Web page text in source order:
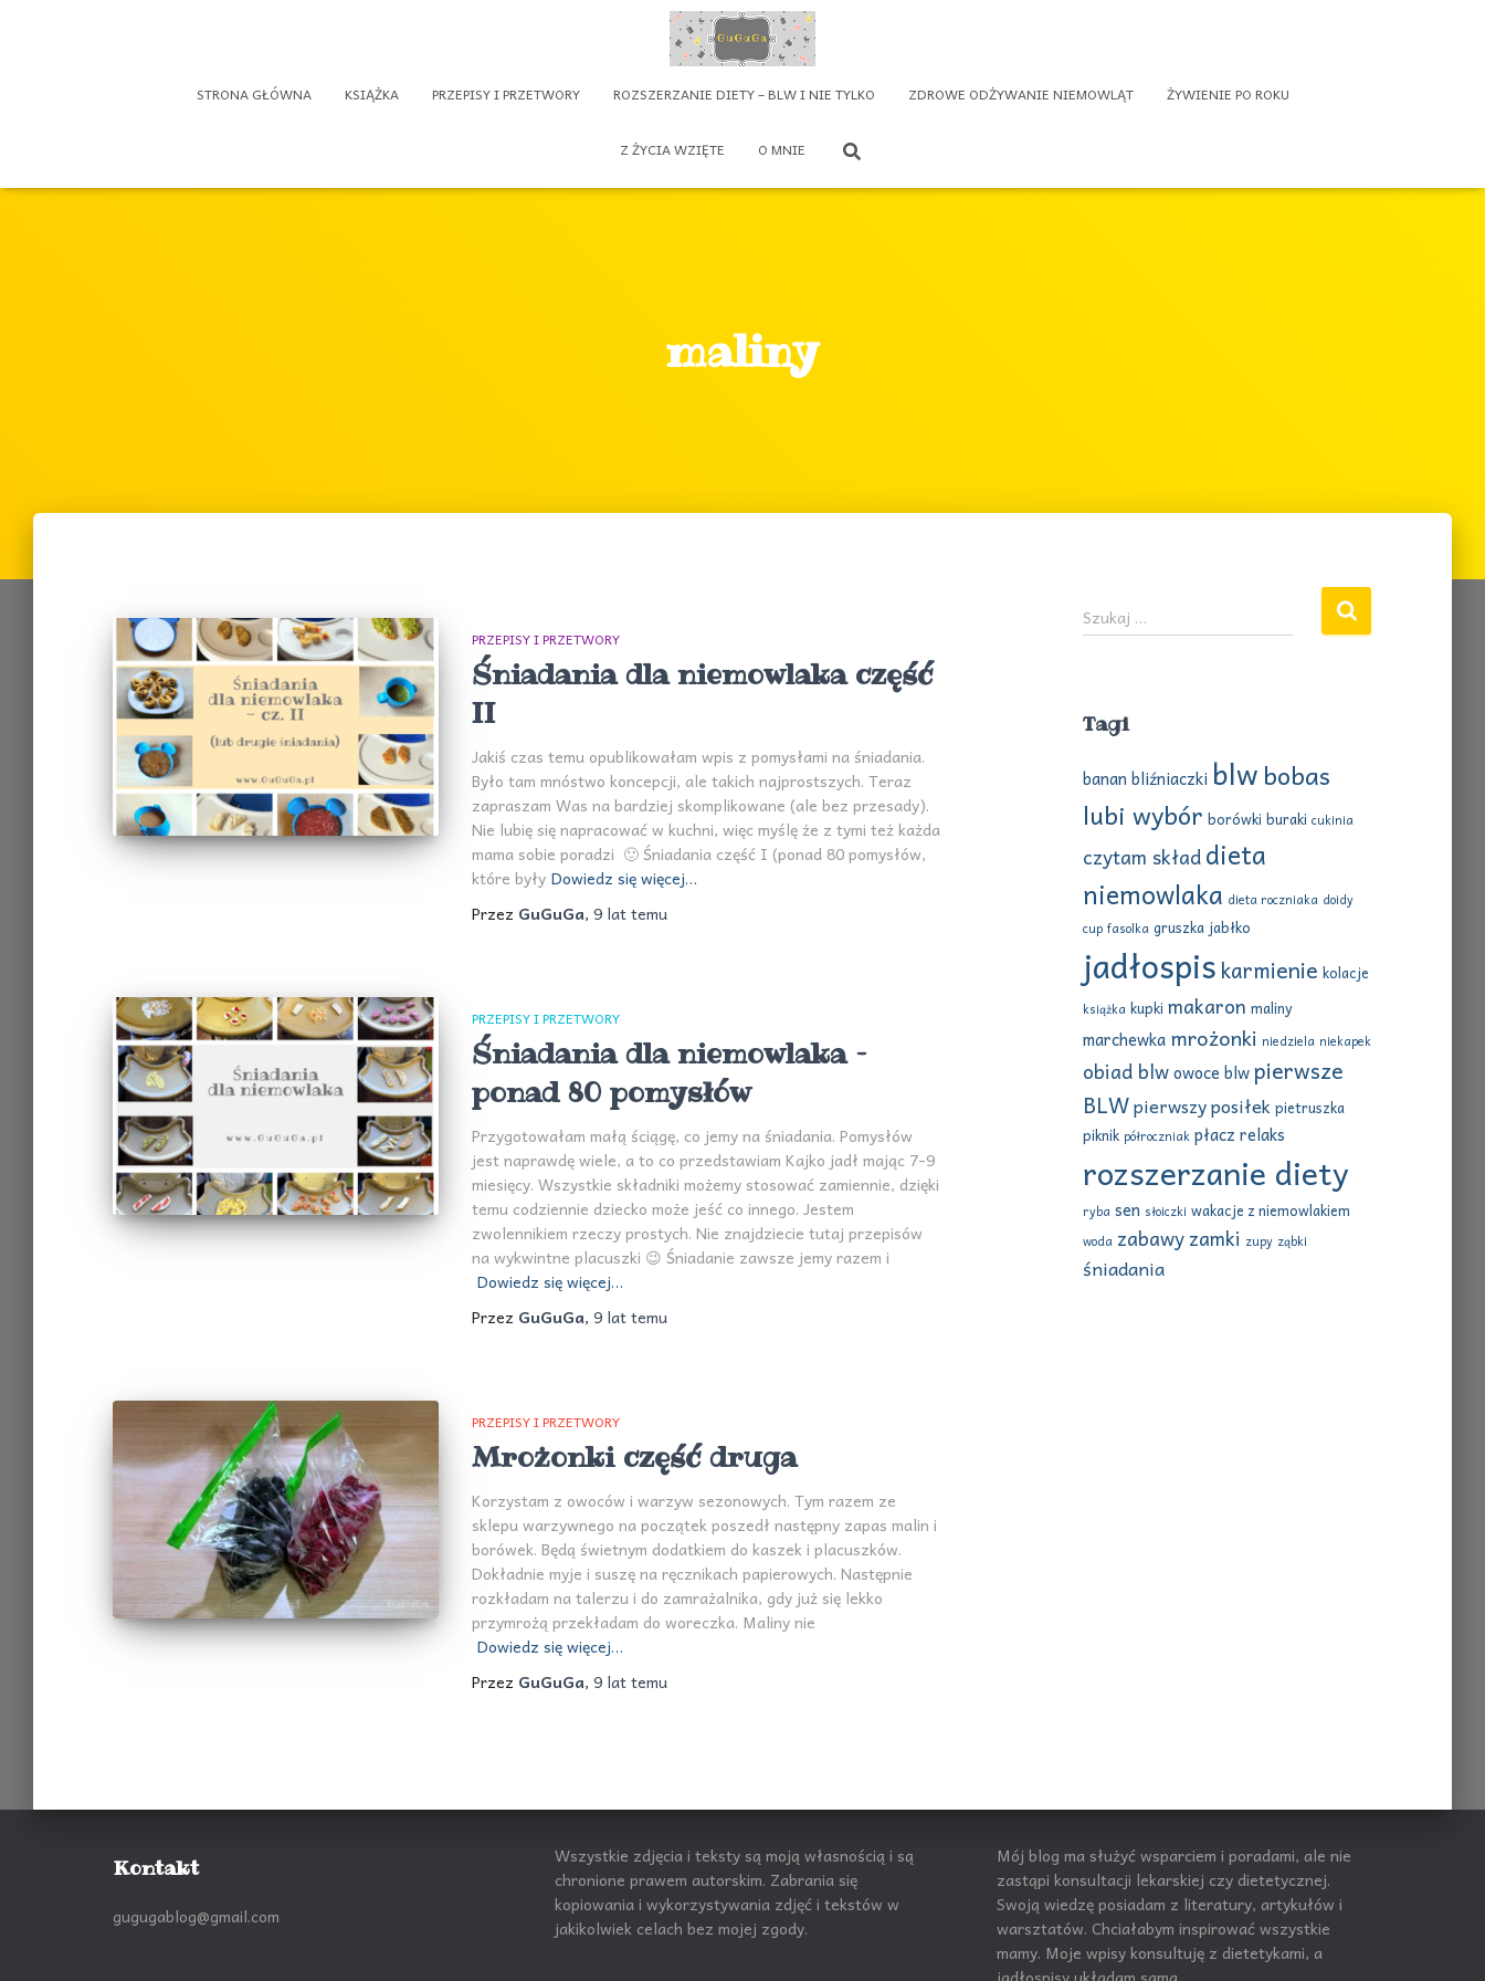
STRONA GŁÓWNA KSIĄŻKA PRZEPISY I PRZETWORY ROZSZERZANIE DIETY – BLW I NIE TYLKO ZDROWE ODŻYWANIE NIEMOWLĄT ŻYWIENIE PO ROKU
Z ŻYCIA WZIĘTE O MNIE
maliny
PRZEPISY I PRZETWORY
Śniadania dla niemowlaka część
II
Jakiś czas temu opublikowałam wpis z pomysłami na śniadania.
Było tam mnóstwo koncepcji, ale takich najprostszych. Teraz
zapraszam Was na bardziej skomplikowane (ale bez przesady).
Nie lubię się napracować w kuchni, więc myślę że z tymi też każda
mama sobie poradzi 🙂 Śniadania część I (ponad 80 pomysłów,
które były Dowiedz się więcej…
Przez GuGuGa, 9 lattemu
PRZEPISY I PRZETWORY
Śniadania dla niemowlaka –
ponad 80 pomysłów
Przygotowałam małą ściągę, co jemy na śniadania. Pomysłów
jest naprawdę wiele, a to co przedstawiam Kajko jadł mając 7-9
miesięcy. Wszystkie składniki możemy stosować zamiennie, dzięki
temu codziennie dziecko może jeść co innego. Jestem
zwolennikiem rzeczy prostych. Nie znajdziecie tutaj przepisów
na wykwintne placuszki 😉 Śniadanie zawsze jemy razem i
Dowiedz się więcej…
Przez GuGuGa, 9 lattemu
PRZEPISY I PRZETWORY
Mrożonki część druga
Korzystam z owoców i warzyw sezonowych. Tym razem ze
sklepu warzywnego na początek poszedł następny zapas malin i
borówek. Będą świetnym dodatkiem do kaszek i placuszków.
Dokładnie myje i suszę na ręcznikach papierowych. Następnie
rozkładam na talerzu i do zamrażalnika, gdy już się lekko
przymrożą przekładam do woreczka. Maliny nie
Dowiedz się więcej…
Przez GuGuGa, 9 lattemu
S
z
j
Szukaj …
Tagi
banan bliźniaczki blwbobas
lubi wybór borówki buraki cukinia
czytam składdieta
niemowlaka dieta roczniaka doidy
cup fasolka gruszka jabłko
jadłospis karmienie kolacje
książka kupki makaron maliny
marchewka mrożonki niedziela niekapek
obiad blwowoce blwpierwsze
BLWpierwszy posiłek pietruszka
piknik półroczniak płacz relaks
rozszerzanie diety
ryba sen słoiczki wakacje z niemowlakiem
woda zabawyzamki zupy ząbki
śniadania
Kontakt
gugugablog@gmail.com
Wszystkie zdjęcia i teksty są moją własnością i są
chronione prawem autorskim. Zabrania się
kopiowania i wykorzystywania zdjęć i tekstów w
jakikolwiek celach bez mojej zgody.
Mój blog ma służyć wsparciem i poradami, ale nie
zastąpi konsultacji lekarskiej czy dietetycznej.
Swoją wiedzę posiadam z literatury, artykułów i
warsztatów. Chciałabym inspirować wszystkie
mamy. Moje wpisy konsultuję z dietetykami, a